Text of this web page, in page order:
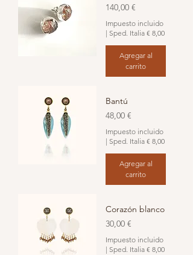
Precio
140,00 €
Impuesto incluido
| Sped. Italia € 8,00
Agregar al
carrito
Bantú
Precio
48,00 €
Impuesto incluido
| Sped. Italia € 8,00
Agregar al
carrito
Corazón blanco
Precio
30,00 €
Impuesto incluido
| Sped. Italia € 8,00